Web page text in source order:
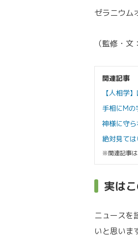
ゼラニウム
（監修・
関連記事
【人相学
手相にM
神様に守
絶対見て
※関連記事は
実は
ニュースを
いと思いま